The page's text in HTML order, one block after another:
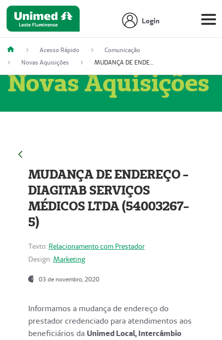
Login
Acesso Rápido
Comunicação
Novas Aquisições
MUDANÇA DE ENDEREÇO - DIAGITAB SERVIÇOS MÉDICOS LTDA (54003267-5)
Novas Aquisições
MUDANÇA DE ENDEREÇO -
DIAGITAB SERVIÇOS
MÉDICOS LTDA (54003267-
5)
Texto: Relacionamento com Prestador
Design: Marketing
03 de novembro, 2020
Informamos a mudança de endereço do
prestador credenciado para atendimentos aos
beneficiários da Unimed Local, Intercâmbio